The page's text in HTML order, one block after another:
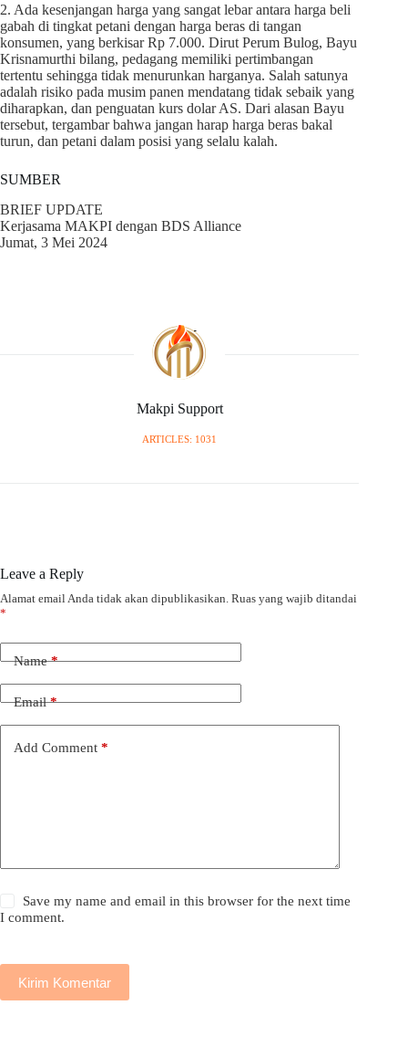
2. Ada kesenjangan harga yang sangat lebar antara harga beli
gabah di tingkat petani dengan harga beras di tangan
konsumen, yang berkisar Rp 7.000. Dirut Perum Bulog, Bayu
Krisnamurthi bilang, pedagang memiliki pertimbangan
tertentu sehingga tidak menurunkan harganya. Salah satunya
adalah risiko pada musim panen mendatang tidak sebaik yang
diharapkan, dan penguatan kurs dolar AS. Dari alasan Bayu
tersebut, tergambar bahwa jangan harap harga beras bakal
turun, dan petani dalam posisi yang selalu kalah.
SUMBER
BRIEF UPDATE
Kerjasama MAKPI dengan BDS Alliance
Jumat, 3 Mei 2024
Makpi Support
ARTICLES: 1031
Leave a Reply
Alamat email Anda tidak akan dipublikasikan. Ruas yang wajib ditandai
*
Name*
Email*
Add Comment *
Save my name and email in this browser for the next time
I comment.
Kirim Komentar